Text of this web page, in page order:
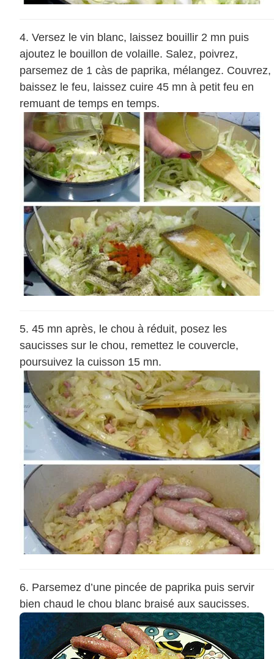
Versez le vin blanc, laissez bouillir 2 mn puis
ajoutez le bouillon de volaille. Salez, poivrez,
parsemez de 1 càs de paprika, mélangez. Couvrez,
baissez le feu, laissez cuire 45 mn à petit feu en
remuant de temps en temps.
45 mn après, le chou à réduit, posez les
saucisses sur le chou, remettez le couvercle,
poursuivez la cuisson 15 mn.
Parsemez d’une pincée de paprika puis servir
bien chaud le chou blanc braisé aux saucisses.